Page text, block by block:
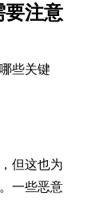
要注意
些关键
但这也为
一些恶意